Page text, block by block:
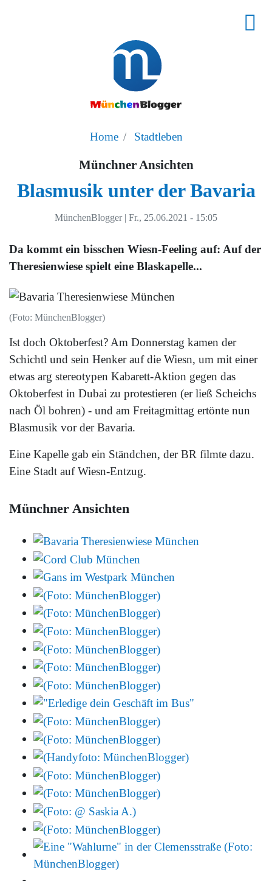
Home Stadtleben
Münchner Ansichten
Blasmusik unter der Bavaria
MünchenBlogger | Fr., 25.06.2021 - 15:05
Da kommt ein bisschen Wiesn-Feeling auf: Auf der
Theresienwiese spielt eine Blaskapelle...
(Foto: MünchenBlogger)
Ist doch Oktoberfest? Am Donnerstag kamen der
Schichtl und sein Henker auf die Wiesn, um mit einer
etwas arg stereotypen Kabarett-Aktion gegen das
Oktoberfest in Dubai zu protestieren (er ließ Scheichs
nach Öl bohren) - und am Freitagmittag ertönte nun
Blasmusik vor der Bavaria.
Eine Kapelle gab ein Ständchen, der BR filmte dazu.
Eine Stadt auf Wiesn-Entzug.
Münchner Ansichten